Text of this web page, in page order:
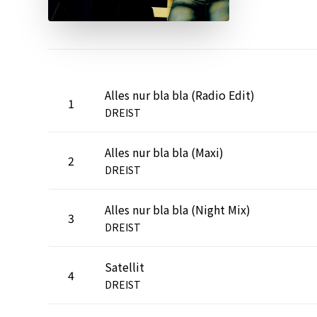
1 Alles nur bla bla (Radio Edit)
DREIST
2 Alles nur bla bla (Maxi)
DREIST
3 Alles nur bla bla (Night Mix)
DREIST
4 Satellit
DREIST